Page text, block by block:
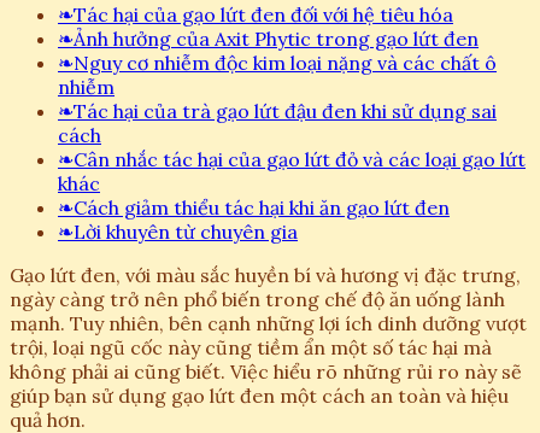
❧Tác hại của gạo lứt đen đối với hệ tiêu hóa
❧Ảnh hưởng của Axit Phytic trong gạo lứt đen
❧Nguy cơ nhiễm độc kim loại nặng và các chất ô
nhiễm
❧Tác hại của trà gạo lứt đậu đen khi sử dụng sai
cách
❧Cân nhắc tác hại của gạo lứt đỏ và các loại gạo lứt
khác
❧Cách giảm thiểu tác hại khi ăn gạo lứt đen
❧Lời khuyên từ chuyên gia
Gạo lứt đen, với màu sắc huyền bí và hương vị đặc trưng,
ngày càng trở nên phổ biến trong chế độ ăn uống lành
mạnh. Tuy nhiên, bên cạnh những lợi ích dinh dưỡng vượt
trội, loại ngũ cốc này cũng tiềm ẩn một số tác hại mà
không phải ai cũng biết. Việc hiểu rõ những rủi ro này sẽ
giúp bạn sử dụng gạo lứt đen một cách an toàn và hiệu
quả hơn.